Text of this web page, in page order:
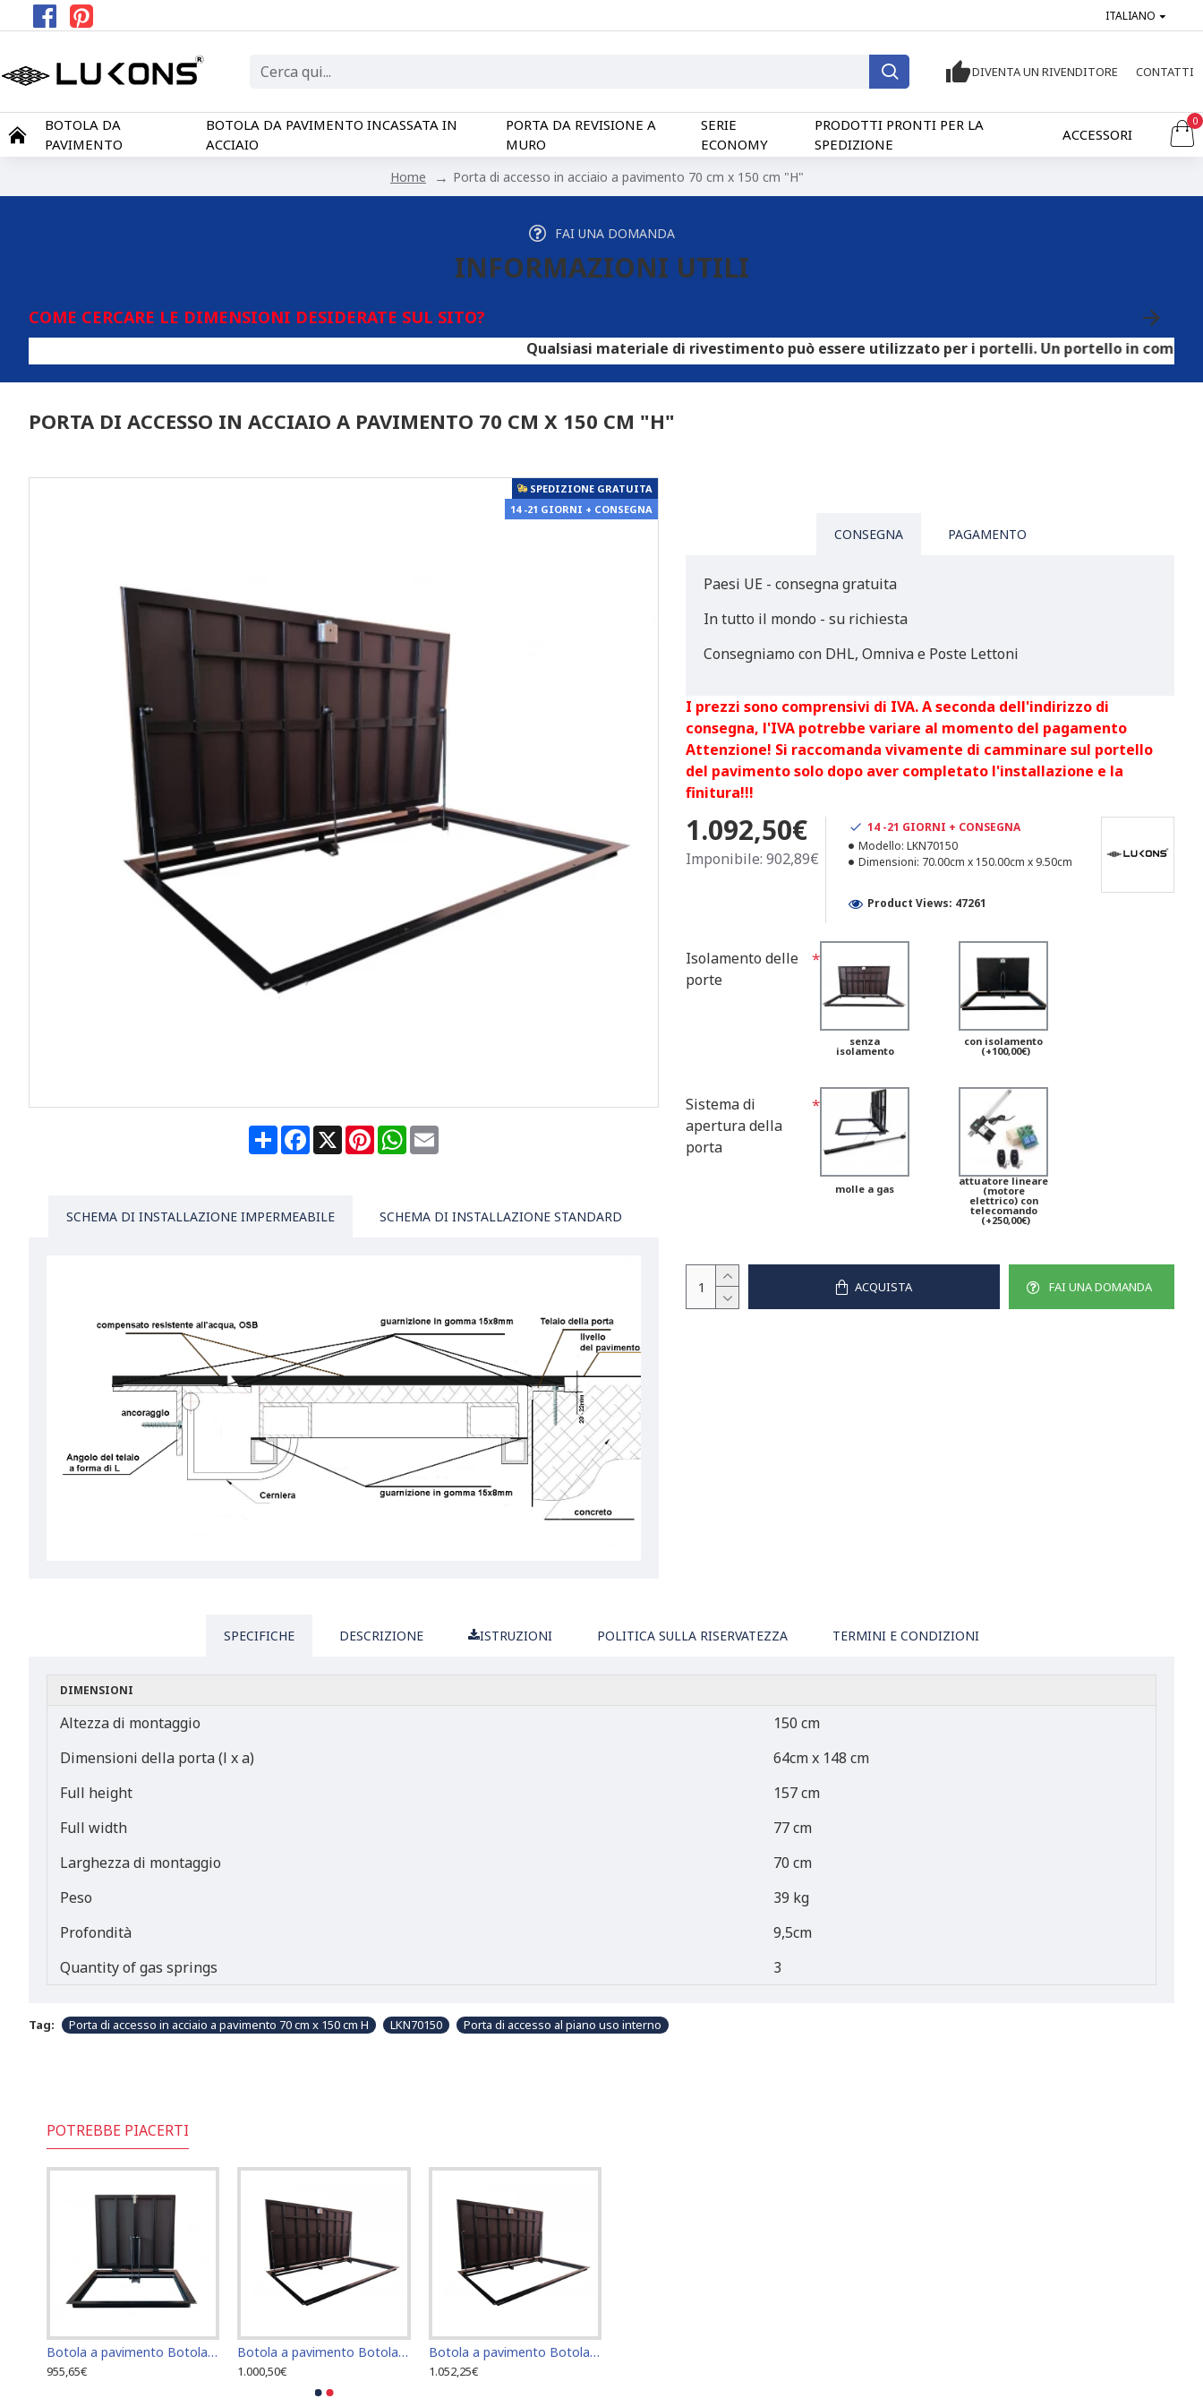
ITALIANO
DIVENTA UN RIVENDITORE CONTATTI
BOTOLA DA
PAVIMENTO
BOTOLA DA PAVIMENTO INCASSATA IN
ACCIAIO
PORTA DA REVISIONE A
MURO
SERIE
ECONOMY
PRODOTTI PRONTI PER LA
SPEDIZIONE
ACCESSORI
0
Home Porta di accesso in acciaio a pavimento 70 cm x 150 cm "H"
FAI UNA DOMANDA
INFORMAZIONI UTILI
COME CERCARE LE DIMENSIONI DESIDERATE SUL SITO?
Qualsiasi materiale di rivestimento può essere utilizzato per i portelli. Un portello in compensato
PORTA DI ACCESSO IN ACCIAIO A PAVIMENTO 70 CM X 150 CM "H"
SPEDIZIONE GRATUITA
14 -21 GIORNI + CONSEGNA
ShareFacebook
X PinterestWhatsApp
Email
SCHEMA DI INSTALLAZIONE IMPERMEABILE SCHEMA DI INSTALLAZIONE STANDARD
CONSEGNA PAGAMENTO
Paesi UE - consegna gratuita
In tutto il mondo - su richiesta
Consegniamo con DHL, Omniva e Poste Lettoni
I prezzi sono comprensivi di IVA. A seconda dell'indirizzo di
consegna, l'IVA potrebbe variare al momento del pagamento
Attenzione! Si raccomanda vivamente di camminare sul portello
del pavimento solo dopo aver completato l'installazione e la
finitura!!!
1.092,50€
Imponibile: 902,89€
14 -21 GIORNI + CONSEGNA
Modello: LKN70150
Dimensioni: 70.00cm x 150.00cm x 9.50cm
Product Views: 47261
Isolamento delle
porte
senza
isolamento
con isolamento
(+100,00€)
Sistema di
apertura della
porta
molle a gas
attuatore lineare
(motore
elettrico) con
telecomando
(+250,00€)
ACQUISTA FAI UNA DOMANDA
SPECIFICHE DESCRIZIONE ISTRUZIONI POLITICA SULLA RISERVATEZZA TERMINI E CONDIZIONI
DIMENSIONI
Altezza di montaggio
150 cm
Dimensioni della porta (l x a)
64cm x 148 cm
Full height
157 cm
Full width
77 cm
Larghezza di montaggio
70 cm
Peso
39 kg
Profondità
9,5cm
Quantity of gas springs
3
Tag: Porta di accesso in acciaio a pavimento 70 cm x 150 cm H LKN70150 Porta di accesso al piano uso interno
POTREBBE PIACERTI
Botola a pavimento Botola di accesso Botola di ispezione 60 cm x 90 cm "H"
955,65€
Botola a pavimento Botola di accesso Botola di ispezione 60 cm x 100 cm "H"
1.000,50€
Botola a pavimento Botola di accesso Botola di ispezione 60 cm x 110 cm "H"
1.052,25€